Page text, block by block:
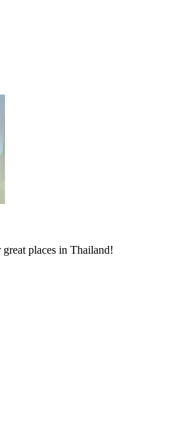
places in Thailand!